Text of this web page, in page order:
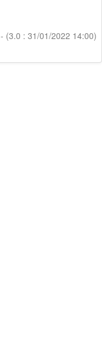
(3.0 : 31/01/2022 14:00)